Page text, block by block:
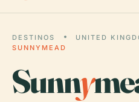
DESTINOS UNITED
SUNNYMEAD
Sunny